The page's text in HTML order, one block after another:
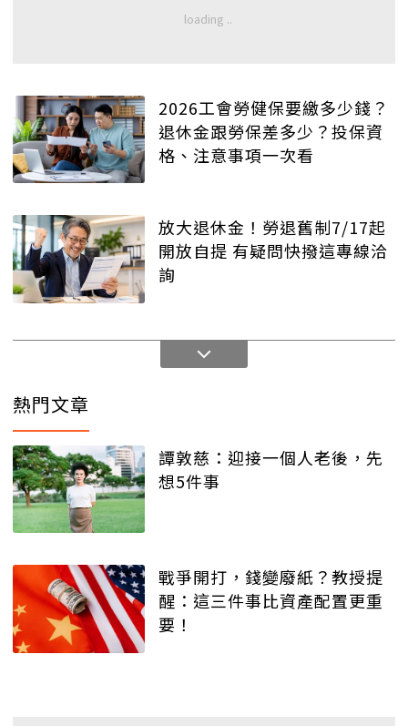
2026工會勞健保要繳多少錢？
退休金跟勞保差多少？投保資
格、注意事項一次看
放大退休金！勞退舊制7/17起
開放自提 有疑問快撥這專線洽
詢
熱門文章
譚敦慈：迎接一個人老後，先
想5件事
戰爭開打，錢變廢紙？教授提
醒：這三件事比資產配置更重
要！